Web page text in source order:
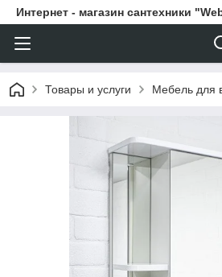
Интернет - магазин сантехники
Товары и услуги Мебель для